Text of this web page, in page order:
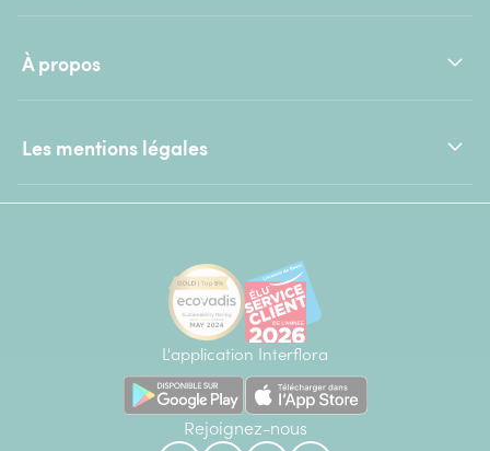
À propos
Les mentions légales
L'application Interflora
Rejoignez-nous